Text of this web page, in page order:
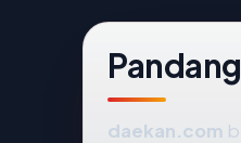
daekan.com